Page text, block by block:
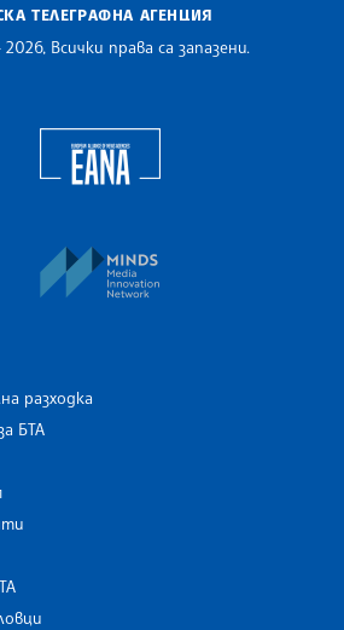
ТЕЛЕГРАФНА АГЕНЦИЯ
Всички права са запазени.
The Assocoation of the Balkan News Agencies
Newsroom
разходка
БТА